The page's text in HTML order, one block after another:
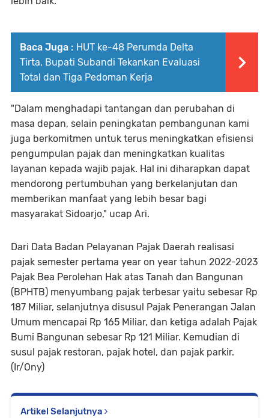
Baca Juga : HUT ke-48 Perumda Delta
Tirta, Bupati Subandi Tekankan Evaluasi
Total dan Tiga Pedoman Kerja
"Dalam menghadapi tantangan dan perubahan di
masa depan, selain peningkatan pembangunan kami
juga berkomitmen untuk terus meningkatkan efisiensi
pengumpulan pajak dan meningkatkan kualitas
layanan kepada wajib pajak. Hal ini diharapkan dapat
mendorong pertumbuhan yang berkelanjutan dan
memberikan manfaat yang lebih besar bagi
masyarakat Sidoarjo," ucap Ari.
Dari Data Badan Pelayanan Pajak Daerah realisasi
pajak semester pertama year on year tahun 2022-2023
Pajak Bea Perolehan Hak atas Tanah dan Bangunan
(BPHTB) menyumbang pajak terbesar yaitu sebesar Rp
187 Miliar, selanjutnya disusul Pajak Penerangan Jalan
Umum mencapai Rp 165 Miliar, dan ketiga adalah Pajak
Bumi Bangunan sebesar Rp 121 Miliar. Kemudian di
susul pajak restoran, pajak hotel, dan pajak parkir.
(Ir/Ony)
Artikel Selanjutnya